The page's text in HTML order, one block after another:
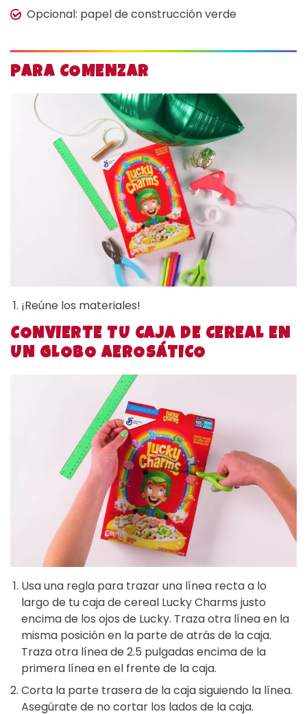
Opcional: papel de construcción verde
PARA COMENZAR
¡Reúne los materiales!
CONVIERTE TU CAJA DE CEREAL EN
UN GLOBO AEROSÁTICO
Usa una regla para trazar una línea recta a lo
largo de tu caja de cereal Lucky Charms justo
encima de los ojos de Lucky. Traza otra línea en la
misma posición en la parte de atrás de la caja.
Traza otra línea de 2.5 pulgadas encima de la
primera línea en el frente de la caja.
Corta la parte trasera de la caja siguiendo la línea.
Asegúrate de no cortar los lados de la caja.